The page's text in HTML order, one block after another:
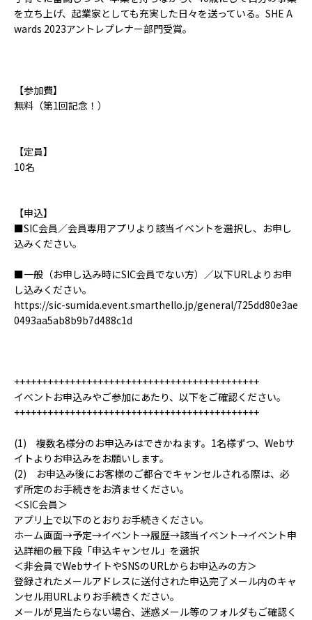
を立ち上げ、起業家としても充実した日々を送っている。SHE A
wards 2023アントレプレナー部門受賞。
【参加費】
無料（第1回記念！）
【定員】
10名
【申込】
■SIC会員／会員専用アプリより該当イベントを選択し、お申し
込みください。
■一般（お申し込み時にSIC会員でない方）／以下URLよりお申
し込みください。
https://sic-sumida.event.smarthello.jp/general/725dd80e3ae
0493aa5ab8b9b7d488c1d
++++++++++++++++++++++++++++++++++++++++++++
イベントお申込みやご参加にあたり、以下をご確認ください。
++++++++++++++++++++++++++++++++++++++++++++
(1) 複数名様分のお申込みはできかねます。1名様ずつ、Webサ
イトよりお申込みをお願いします。
(2) お申込み後にお客様のご都合でキャンセルされる際は、必
ず所定のお手続きをお済ませください。
＜SIC会員＞
アプリ上で以下のとおりお手続きください。
ホーム画面→予定→イベント→履歴→該当イベント→イベント申
込詳細の最下段「申込キャンセル」を選択
＜非会員でWebサイトやSNSのURLからお申込みの方＞
登録されたメールアドレスに送付された申込完了メール内のキャ
ンセル用URLよりお手続きください。
メールが見当たらない場合、迷惑メール等のフォルダもご確認く